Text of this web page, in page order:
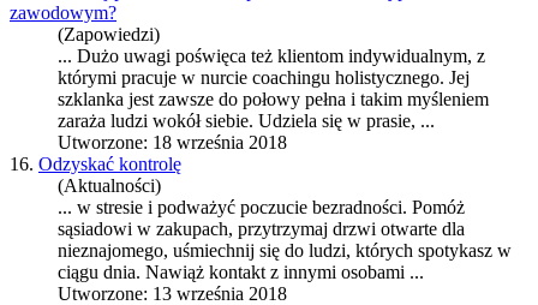
zawodowym?
(Zapowiedzi)
... Dużo uwagi poświęca też klientom indywidualnym, z
którymi pracuje w nurcie coachingu holistycznego. Jej
szklanka jest zawsze do połowy pełna i takim myśleniem
zaraża ludzi wokółsiebie. Udziela się w prasie, ...
Utworzone: 18 września 2018
16. Odzyskać kontrolę
(Aktualności)
... w stresie i podważyć poczucie bezradności. Pomóż
sąsiadowi w zakupach, przytrzymaj drzwi otwarte dla
nieznajomego, uśmiechnij się do ludzi, których spotykasz w
ciągu dnia. Nawiąż kontakt z innymi osobami ...
Utworzone: 13 września 2018